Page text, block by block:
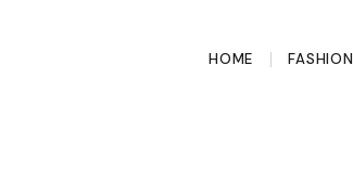
HOME FASHION